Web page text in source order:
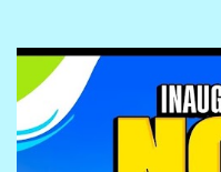
devido ao extensivo molhe
de altura, não apresentando
se sabe ao certo porque a
historias foram esquecidas